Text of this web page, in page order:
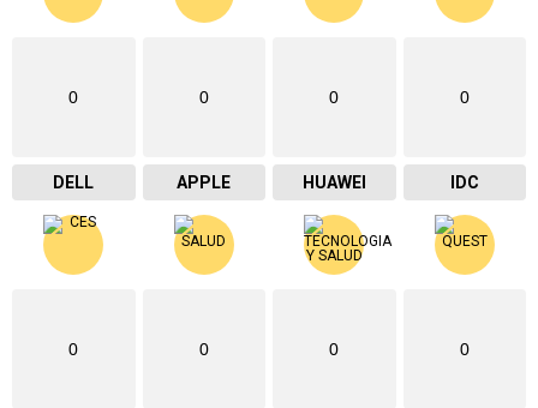
0
DELL
0
APPLE
0
HUAWEI
0
IDC
0 0 0 0